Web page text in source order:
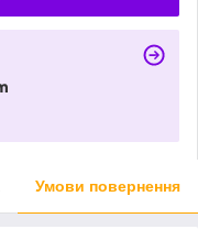
Умови повернення